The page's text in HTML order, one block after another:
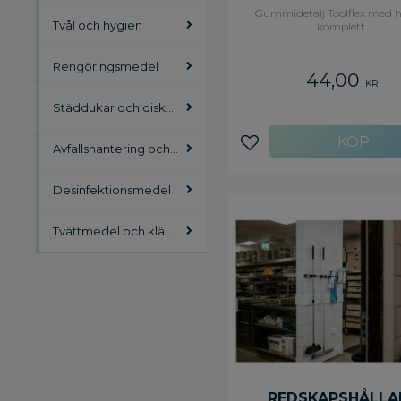
HATTAR
Gummidetalj Toolflex med
komplett.
44,00 KR
Lägg till i favoriter
Tvål och hygien
Rengöringsmedel
Städdukar och diskdukar
Avfallshantering och källsortering
Desinfektionsmedel
Tvättmedel och klädvård